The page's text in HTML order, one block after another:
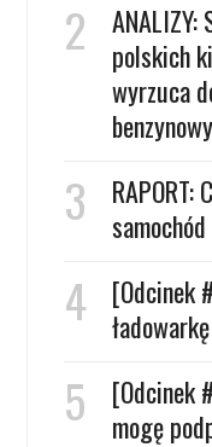
ANALIZY:
polskich
wyrzuca
RAPORT:
[Odcinek
[Odcinek
mogę